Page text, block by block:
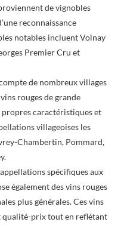
de vignobles
reconnaissance
notables incluent Volnay
Premier Cru et
de nombreux villages
rouges de grande
propres caractéristiques et
villageoises les
Chambertin, Pommard,
spécifiques aux
également des vins rouges
plus générales. Ces vins
prix tout en reflétant